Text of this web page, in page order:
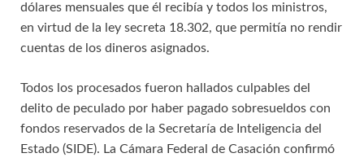
dólares mensuales que él recibía y todos los ministros,
en virtud de la ley secreta 18.302, que permitía no rendir
cuentas de los dineros asignados.
Todos los procesados fueron hallados culpables del
delito de peculado por haber pagado sobresueldos con
fondos reservados de la Secretaría de Inteligencia del
Estado (SIDE). La Cámara Federal de Casación confirmó